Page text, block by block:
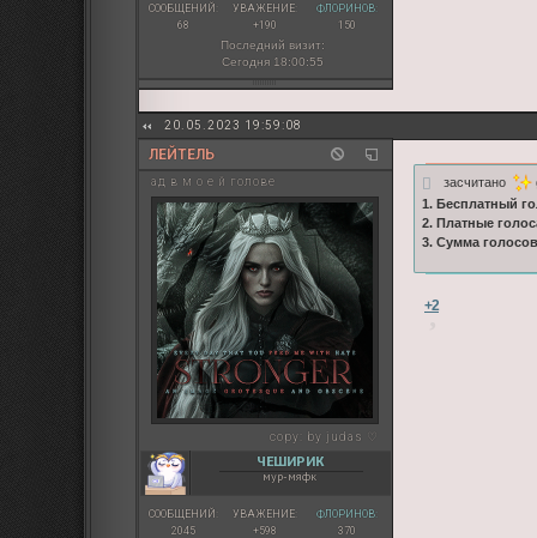
СООБЩЕНИЙ:
68
УВАЖЕНИЕ:
+190
ФЛОРИНОВ:
150
Последний визит:
Сегодня 18:00:55
20.05.2023 19:59:08
ЛЕЙТЕЛЬ
ад в м о е й голове
copy: by judas ♡
ЧЕШИРИК
мур-мяфк
СООБЩЕНИЙ:
2045
УВАЖЕНИЕ:
+598
ФЛОРИНОВ:
370
засчитано
1. Бесплатный
2. Платные
3. Сумма
+2